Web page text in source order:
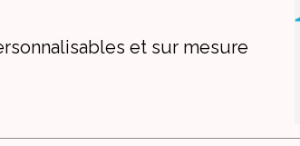
et sur mesure